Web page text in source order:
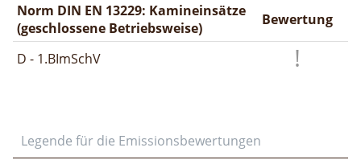
Norm DIN EN 13229: Kamineinsätze
(geschlossene Betriebsweise)
Bewertung
D - 1.BImSchV
Legende für die Emissionsbewertungen